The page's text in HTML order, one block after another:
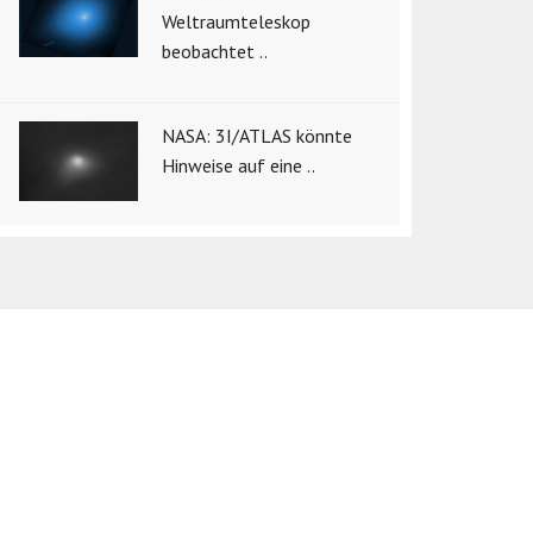
Weltraumteleskop
beobachtet ..
NASA: 3I/ATLAS könnte
Hinweise auf eine ..